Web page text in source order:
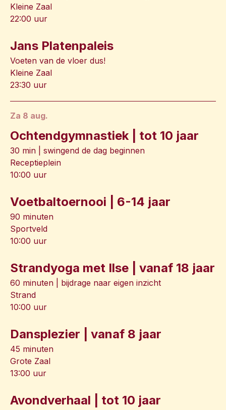
Kleine Zaal
22:00 uur
Jans Platenpaleis
Voeten van de vloer dus!
Kleine Zaal
23:30 uur
za 8 aug.
Ochtendgymnastiek | tot 10 jaar
30 min | swingend de dag beginnen
Receptieplein
10:00 uur
Voetbaltoernooi | 6-14 jaar
90 minuten
Sportveld
10:00 uur
Strandyoga met Ilse | vanaf 18 jaar
60 minuten | bijdrage naar eigen inzicht
Strand
10:00 uur
Dansplezier | vanaf 8 jaar
45 minuten
Grote Zaal
13:00 uur
Avondverhaal | tot 10 jaar